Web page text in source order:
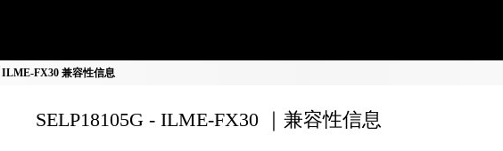
ILME-FX30 兼容性信息
SELP18105G - ILME-FX30 ｜兼容性信息